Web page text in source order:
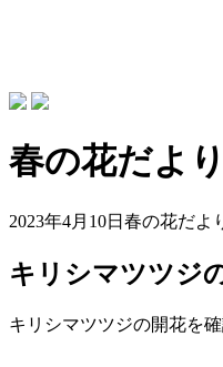
春の花だより
2023年4月10日 春の花だよ
キリシマツツジ
キリシマツツジの開花を確